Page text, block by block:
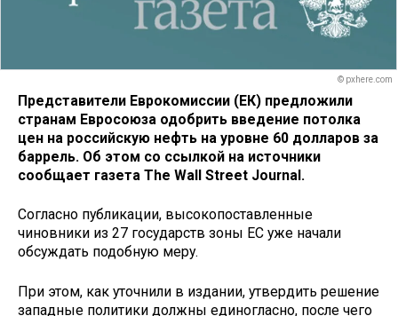
© pxhere.com
Представители Еврокомиссии (ЕК) предложили
странам Евросоюза одобрить введение потолка
цен на российскую нефть на уровне 60 долларов за
баррель. Об этом со ссылкой на источники
сообщает газета The Wall Street Journal.
Согласно публикации, высокопоставленные
чиновники из 27 государств зоны ЕС уже начали
обсуждать подобную меру.
При этом, как уточнили в издании, утвердить решение
западные политики должны единогласно, после чего